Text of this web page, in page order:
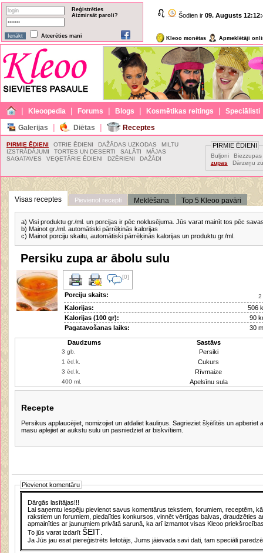
Reģistrēties
Aizmirsāt paroli?
Atcerēties mani
Šodien ir 09. Augusts
Kleoo monētas Apmeklētāji
| Kleoopedia | Forums | Blogs | Kosmētikas reitings | Speciālisti
Galerijas | Diētas | Receptes
PIRMIE ĒDIENI
Buljoni
Biezzupas
zupas
Dārzeņu
PIRMIE ĒDIENI OTRIE ĒDIENI DAŽĀDAS UZKODAS
MILTU
IZSTRĀDĀJUMI
TORTES UN DESERTI SALĀTI
MĀJAS
SAGATAVES
VEĢETĀRIE ĒDIENI DZĒRIENI DAŽĀDI
Visas receptes Pievienot recepti Meklēšana Top 5 Kleoo pavāri
a) Visi produktu gr./ml. un porcijas ir pēc noklusējuma. Jūs varat mainīt tos pēc
b) Mainot gr./ml. automātiski pārrēķinās kalorijas
c) Mainot porciju skaitu, automātiski pārrēķinās kalorijas un produktu gr./ml.
Persiku zupa ar ābolu sulu
[0]
Porciju skaits:
Kalorijas:
506
Kalorijas (100 gr):
90
Pagatavošanas laiks:
30
Daudzums
Sastāvs
Persiki
Cukurs
Rīvmaize
Apelsīnu sula
Recepte
Persikus applaucējiet, nomizojiet un atdaliet kauliņus. Sagrieziet šķēlītēs un apberiet
masu aplejiet ar aukstu sulu un pasniedziet ar biskvītiem.
Pievienot komentāru
Dārgās lasītājas!!!
Lai saņemtu iespēju pievienot savus komentārus tekstiem, forumiem, receptēm,
rakstiem un forumiem, piedalīties konkursos, vinnēt vērtīgas balvas, draudzēties
apmainīties ar jaunumiem privātā sarunā, ka arī izmantot visas Kleoo
To jūs varat izdarītŠEIT
Ja Jūs jau esat piereģistrēts lietotājs, Jums jāievada savi dati, tam speciāli